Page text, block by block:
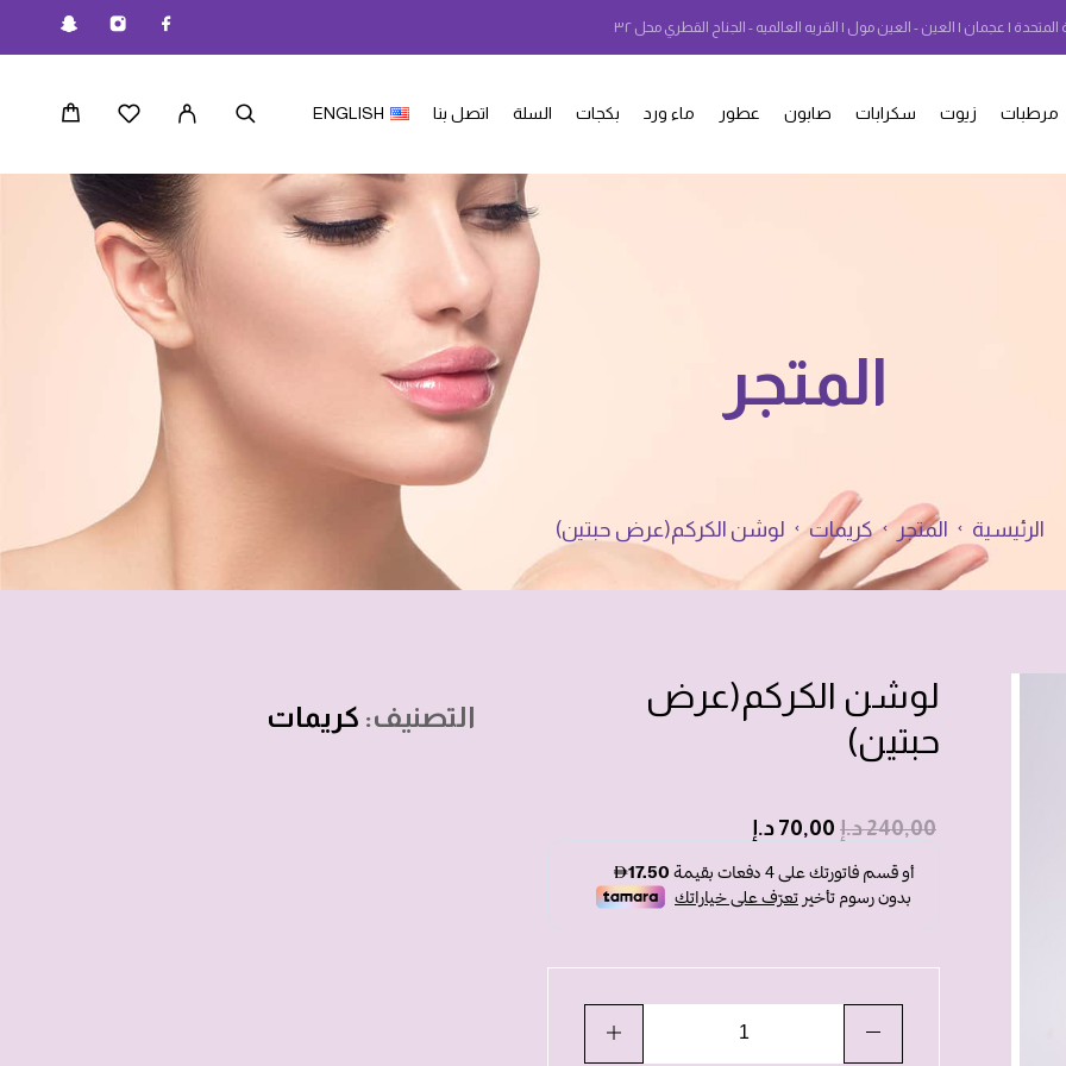
المتحدة | عجمان | العين - العين مول | القريه العالميه - الجناح القطري محل ٣٢
مرطبات زيوت سكرابات صابون عطور ماء ورد بكجات السلة اتصل بنا ENGLISH
المتجر
الرئيسية المتجر كريمات لوشن الكركم(عرض حبتين)
لوشن الكركم(عرض
حبتين)
240,00د.إ 70,00 د.إ
التصنيف: كريمات